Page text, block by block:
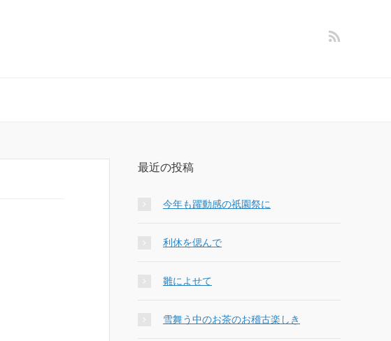
最近の投稿
今年も躍動感の祇園祭に
利休を偲んで
雛によせて
雪舞う中のお茶のお稽古楽しき